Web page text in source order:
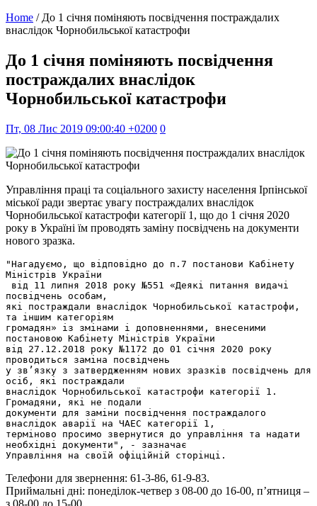
Home / До 1 січня поміняють посвідчення постраждалих
внаслідок Чорнобильської катастрофи
До 1 січня поміняють посвідчення
постраждалих внаслідок
Чорнобильської катастрофи
Пт, 08 Лис 2019 09:00:40 +0200 0
Управління праці та соціального захисту населення Ірпінської
міської ради звертає увагу постраждалих внаслідок
Чорнобильської катастрофи категорії 1, що до 1 січня 2020
року в Україні їм проводять заміну посвідчень на документи
нового зразка.
"Нагадуємо, що відповідно до п.7 постанови Кабінету
Міністрів України
посвідчень особам,
які постраждали внаслідок Чорнобильської катастрофи,
та іншим категоріям
громадян» із змінами і доповненнями, внесеними
постановою Кабінету Міністрів України
від 27.12.2018 року №1172 до 01 січня 2020 року
проводиться заміна посвідчень
у зв’язку з затвердженням нових зразків посвідчень для
осіб, які постраждали
внаслідок Чорнобильської катастрофи категорії 1.
Громадяни, які не подали
документи для заміни посвідчення постраждалого
внаслідок аварії на ЧАЕС категорії 1,
терміново просимо звернутися до управління та надати
необхідні документи", - зазначає
Управління на своїй офіційній сторінці.
Телефони для звернення: 61-3-86, 61-9-83.
Приймальні дні: понеділок-четвер з 08-00 до 16-00, п’ятниця –
з 08-00 до 15-00.